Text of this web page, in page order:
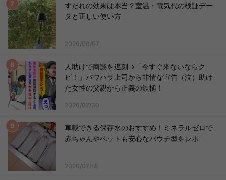
すだれの効果は本当？室温・電気代の検証デー
タと正しい使い方
2026/08/07
人助けで商談を遅刻→「今すぐ来ないならク
ビ！」パワハラ上司から非情な宣告（泣）助け
た女性の父親から正義の鉄槌！
2026/07/30
車載できる保存水のおすすめ！ミネラルゼロで
赤ちゃんやペットも安心なパウチ型をレポ
2026/07/18